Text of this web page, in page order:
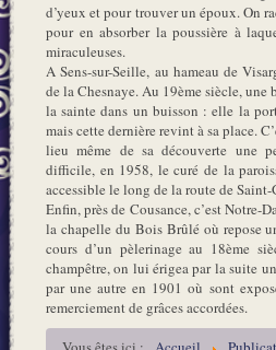
d’yeux et pour trouver un époux. On
pour en absorber la poussière à
miraculeuses.
A Sens-sur-Seille, au hameau de
de la Chesnaye. Au 19ème siècle, une
la sainte dans un buisson : elle la
mais cette dernière revint à sa place.
lieu même de sa découverte une
difficile, en 1958, le curé de la
accessible le long de la route de
Enfin, près de Cousance, c’est Notre-
la chapelle du Bois Brûlé où repose
cours d’un pèlerinage au 18ème
champêtre, on lui érigea par la suite
par une autre en 1901 où sont
remerciement de grâces accordées.